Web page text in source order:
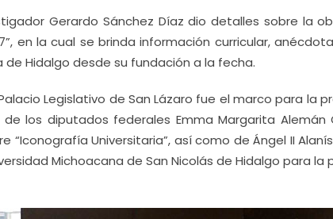
Gerardo Sánchez Díaz dio detalles sobre la
en la cual se brinda información curricular,
de Hidalgo desde su fundación a la fecha.
Palacio Legislativo de San Lázaro fue el marco para la
los diputados federales Emma Margarita
“Iconografía Universitaria”, así como de Ángel II
Michoacana de San Nicolás de Hidalgo para la